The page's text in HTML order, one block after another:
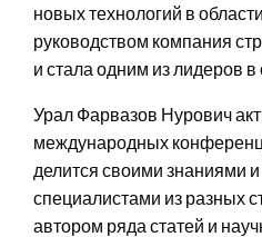
новых технологий в
руководством компания
и стала одним из лидеров в
Урал Фарвазов Нурович
международных
делится своими знаниями
специалистами из разных
автором ряда статей и